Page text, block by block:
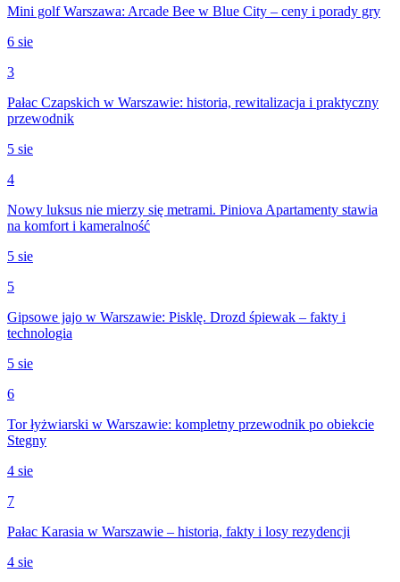
Mini golf Warszawa: Arcade Bee w Blue City – ceny i porady gry
6 sie
3
Pałac Czapskich w Warszawie: historia, rewitalizacja i praktyczny
przewodnik
5 sie
4
Nowy luksus nie mierzy się metrami. Piniova Apartamenty stawia
na komfort i kameralność
5 sie
5
Gipsowe jajo w Warszawie: Pisklę. Drozd śpiewak – fakty i
technologia
5 sie
6
Tor łyżwiarski w Warszawie: kompletny przewodnik po obiekcie
Stegny
4 sie
7
Pałac Karasia w Warszawie – historia, fakty i losy rezydencji
4 sie